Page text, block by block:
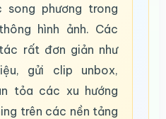
phương trong
hình ảnh. Các
rất đơn giản như
gửi clip unbox,
tỏa các xu hướng
trên các nền tảng